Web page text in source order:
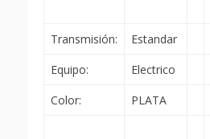
Transmisión: Estandar
Equipo:
Electrico
Color:
PLATA